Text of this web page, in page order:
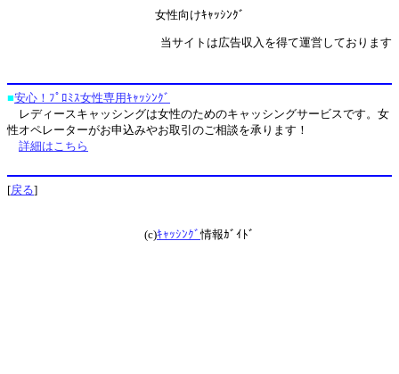
女性向けｷｬｯｼﾝｸﾞ
当サイトは広告収入を得て運営しております
■安心！ﾌﾟﾛﾐｽ女性専用ｷｬｯｼﾝｸﾞ
レディースキャッシングは女性のためのキャッシングサービスです。女
性オペレーターがお申込みやお取引のご相談を承ります！
詳細はこちら
[戻る]
(c)ｷｬｯｼﾝｸﾞ情報ｶﾞｲﾄﾞ